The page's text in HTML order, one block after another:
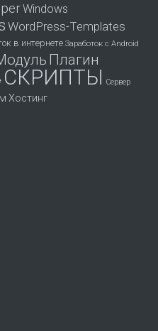
Windows
WordPress-Templates
в интернете Заработок с Android
Плагин
СКРИПТЫ Сервер
Хостинг